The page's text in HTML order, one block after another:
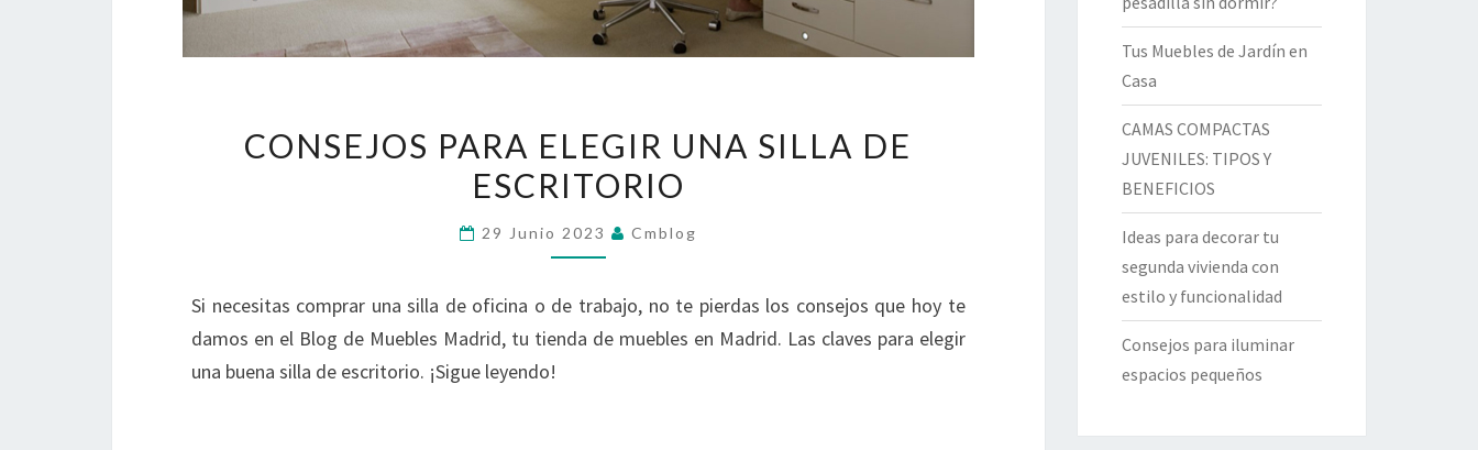
PARA
ELEGIR
SILLA
ESCRITORIO
CONSEJOS PARA ELEGIR UNA SILLA DE
ESCRITORIO
29 Junio 2023 Cmblog
Si necesitas comprar una silla de oficina o de trabajo, no te pierdas los consejos que hoy te
damos en el Blog de Muebles Madrid, tu tienda de muebles en Madrid. Las claves para elegir
una buena silla de escritorio. ¡Sigue leyendo!
Tus Muebles de Jardín en
Casa
CAMAS COMPACTAS
JUVENILES: TIPOS Y
BENEFICIOS
Ideas para decorar tu
segunda vivienda con
estilo y funcionalidad
Consejos para iluminar
espacios pequeños